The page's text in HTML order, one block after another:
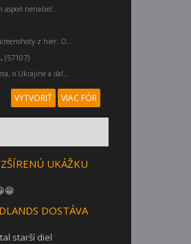
aspoň nenašiel...
z hier. O...
(57107)
o Ukrajine a ďal...
VYTVORIŤ VIAC FÓR
UKÁŽKU
DOSTÁVA
starší diel